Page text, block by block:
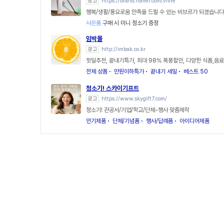
행복/생활/풍요로움 만족을 드릴 수 있는 비브르가 되겠습니
사은품 구매 시 미니 청소기 증정
임박몰
광고 http://imbak.co.kr
핫딜추천, 끝내기특가, 최대 98% 폭풍할인, 다양한 식품,음
전체 상품
만원이하특가 끝내기 세일 베스트 50
청소기! 스카이기프트
광고 https://www.skygift7.com/
청소기! 관공서/기업/학교/단체-행사 맞춤제작
인기제품
단체/기념품 행사/답례품 아이디어제품